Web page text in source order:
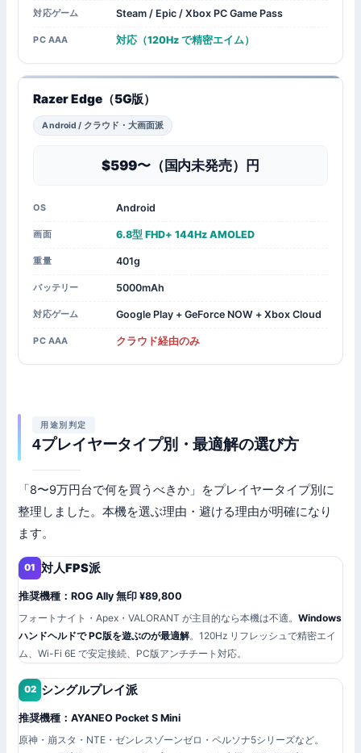
対応ゲーム Steam / Epic / Xbox PC Game Pass
PC AAA 対応（120Hz で精密エイム）
Razer Edge（5G版）
Android / クラウド・大画面派
$599〜（国内未発売）
OS Android
画面 6.8型 FHD+ 144Hz AMOLED
重量 401g
バッテリー 5000mAh
対応ゲーム Google Play + GeForce NOW + Xbox Cloud
PC AAA クラウド経由のみ
用途別判定
4プレイヤータイプ別・最適解の選び方
「8〜9万円台で何を買うべきか」をプレイヤータイプ別に
整理しました。本機を選ぶ理由・避ける理由が明確になり
ます。
01 対人FPS派
推奨機種：ROG Ally 無印 ¥89,800
フォートナイト・Apex・VALORANT が主目的なら本機は不適。Windows
ハンドヘルドで PC版を遊ぶのが最適解。120Hz リフレッシュで精密エイ
ム、Wi-Fi 6E で安定接続、PC版アンチチート対応。
02 シングルプレイ派
推奨機種：AYANEO Pocket S Mini
原神・崩スタ・NTE・ゼンレスゾーンゼロ・ペルソナ5シリーズなど。